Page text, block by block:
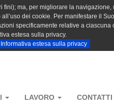
ma, per migliorare la
dei cookie. Per manifestare il
specificamente relative a
estesa sulla privacy.
Informativa estesa sulla privacy
LAVORO CONTATTI